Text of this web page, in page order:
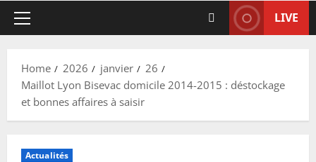
Primary
LIVE
Home 2026 janvier
26
Maillot Lyon Bisevac domicile 2014-2015 : déstockage
et bonnes affaires à saisir
Actualités